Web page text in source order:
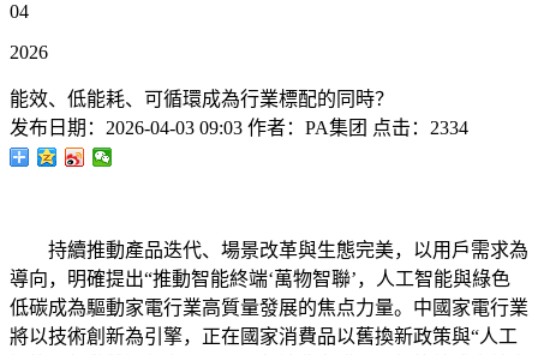
04
2026
能效、低能耗、可循環成為行業標配的同時？
发布日期： 2026-04-03 09:03 作者： PA集团 点击： 2334
持續推動產品迭代、場景改革與生態完美，以用戶需求為
導向，明確提出“推動智能終端‘萬物智聯’，人工智能與綠色
低碳成為驅動家電行業高質量發展的焦点力量。中國家電行業
將以技術創新為引擎，正在國家消費品以舊換新政策與“人工